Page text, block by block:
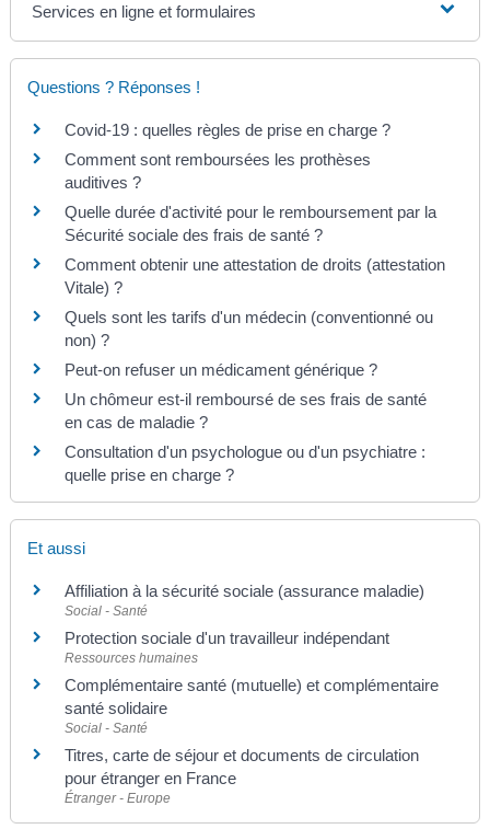
Services en ligne et formulaires
Questions ? Réponses !
Covid-19 : quelles règles de prise en charge ?
Comment sont remboursées les prothèses
auditives ?
Quelle durée d'activité pour le remboursement par la
Sécurité sociale des frais de santé ?
Comment obtenir une attestation de droits (attestation
Vitale) ?
Quels sont les tarifs d'un médecin (conventionné ou
non) ?
Peut-on refuser un médicament générique ?
Un chômeur est-il remboursé de ses frais de santé
en cas de maladie ?
Consultation d'un psychologue ou d'un psychiatre :
quelle prise en charge ?
Et aussi
Affiliation à la sécurité sociale (assurance maladie)
Social - Santé
Protection sociale d'un travailleur indépendant
Ressources humaines
Complémentaire santé (mutuelle) et complémentaire
santé solidaire
Social - Santé
Titres, carte de séjour et documents de circulation
pour étranger en France
Étranger - Europe